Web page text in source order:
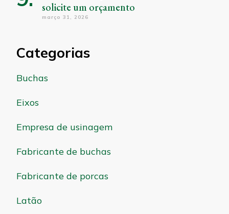
solicite um orçamento
março 31, 2026
Categorias
Buchas
Eixos
Empresa de usinagem
Fabricante de buchas
Fabricante de porcas
Latão